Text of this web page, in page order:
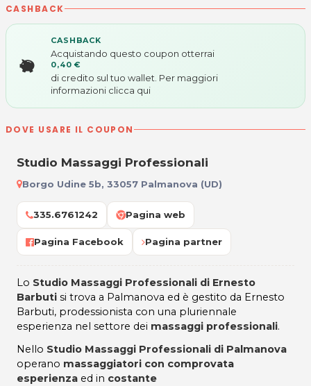
CASHBACK
CASHBACK
Acquistando questo coupon otterrai
0,40 €
di credito sul tuo wallet. Per maggiori
informazioni clicca qui
DOVE USARE IL COUPON
Studio Massaggi Professionali
Borgo Udine 5b, 33057 Palmanova (UD)
335.6761242 Pagina web
Pagina Facebook Pagina partner
Lo Studio Massaggi Professionali di Ernesto
Barbuti si trova a Palmanova ed è gestito da Ernesto
Barbuti, prodessionista con una pluriennale
esperienza nel settore dei massaggi professionali.
Nello Studio Massaggi Professionali di Palmanova
operano massaggiatori con comprovata
esperienza ed in costante